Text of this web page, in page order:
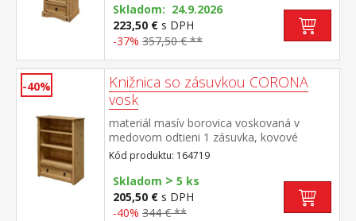
Skladom: 24.9.2026
223,50 € s DPH
-37% 357,50 € **
-40%
Knižnica so zásuvkou CORONA
vosk
materiál masív borovica voskovaná v
medovom odtieni 1 zásuvka, kovové
ozdobné úchytky súčasť zostavy Corona
Kód produktu: 164719
Skladom > 5 ks
205,50 € s DPH
-40% 344 € **